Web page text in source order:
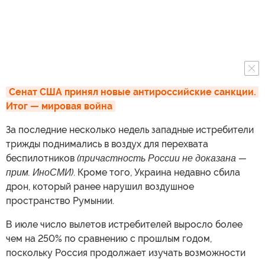
Сенат США принял новые антироссийские санкции.
Итог — мировая война
За последние несколько недель западные истребители
трижды поднимались в воздух для перехвата
беспилотников (причастность России не доказана —
прим. ИноСМИ). Кроме того, Украина недавно сбила
дрон, который ранее нарушил воздушное
пространство Румынии.
В июле число вылетов истребителей выросло более
чем на 250% по сравнению с прошлым годом,
поскольку Россия продолжает изучать возможности